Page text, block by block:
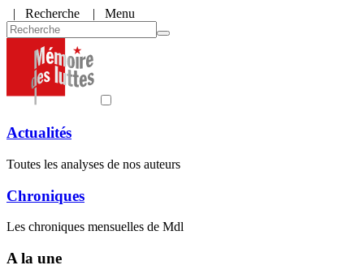
| Recherche | Menu
Actualités
Toutes les analyses de nos auteurs
Chroniques
Les chroniques mensuelles de Mdl
A la une